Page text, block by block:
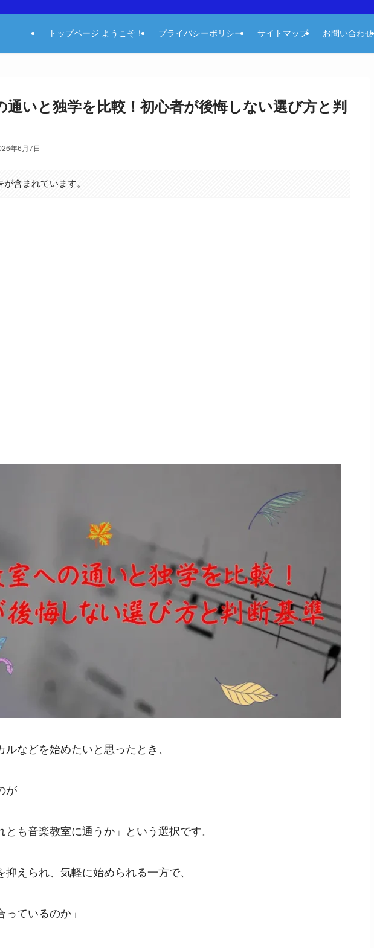
トップページ ようこそ！ プライバシーポリシー サイトマップ お問い合わせ
通いと独学を比較！初心者が後悔しない選び方と判
年6月7日
含まれています。
などを始めたいと思ったとき、
が
とも音楽教室に通うか」という選択です。
えられ、気軽に始められる一方で、
っているのか」